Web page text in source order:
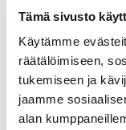
Tämä sivusto
Käytämme
räätälöimiseen,
tukemiseen ja
jaamme
alan
Tuomiokapitulin istunto
Ikkunoita kristilliseen
runojen, taiteen ja
Toimistoväen
Takaisin tapahtumiin